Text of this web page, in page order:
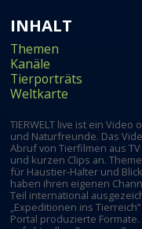
INHALT
Themen
Kanäle
Tierporträts
Weltkarte
TIERWELT live ist ein
und Naturfreunde. Das
Abruf von Tierfilmen aus
und kurzen Clips an.
für Haustier-Halter und
haben ihren eigenen
Teil international
„Expeditionen ins
Portal produzierte Formate.